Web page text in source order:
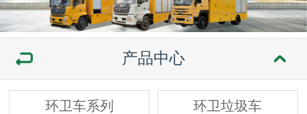
产品中心
环卫车系列 环卫垃圾车